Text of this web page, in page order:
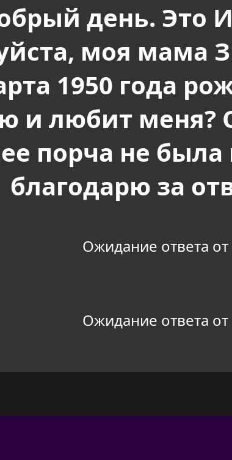
день. Это
моя мама
1950 года
и любит меня?
порча не была
благодарю за
Ожидание ответа
Ожидание ответа